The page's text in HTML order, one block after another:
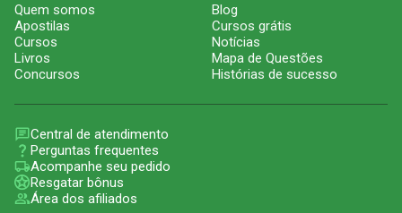
Quem somos
Apostilas
Cursos
Livros
Concursos
Blog
Cursos grátis
Notícias
Mapa de Questões
Histórias de sucesso
Central de atendimento
Perguntas frequentes
Acompanhe seu pedido
Resgatar bônus
Área dos afiliados